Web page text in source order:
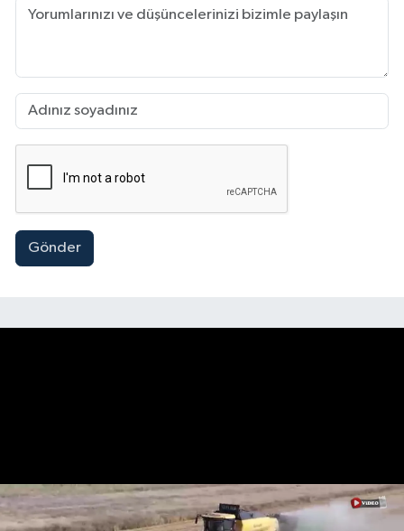
Gönder